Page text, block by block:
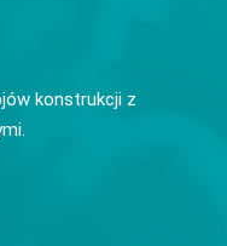
konstrukcji z